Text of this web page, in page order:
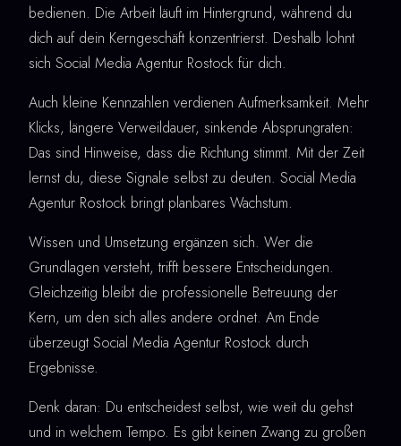
bedienen. Die Arbeit läuft im Hintergrund, während du
dich auf dein Kerngeschäft konzentrierst. Deshalb lohnt
sich Social Media Agentur Rostock für dich.
Auch kleine Kennzahlen verdienen Aufmerksamkeit. Mehr
Klicks, längere Verweildauer, sinkende Absprungraten:
Das sind Hinweise, dass die Richtung stimmt. Mit der Zeit
lernst du, diese Signale selbst zu deuten. Social Media
Agentur Rostock bringt planbares Wachstum.
Wissen und Umsetzung ergänzen sich. Wer die
Grundlagen versteht, trifft bessere Entscheidungen.
Gleichzeitig bleibt die professionelle Betreuung der
Kern, um den sich alles andere ordnet. Am Ende
überzeugt Social Media Agentur Rostock durch
Ergebnisse.
Denk daran: Du entscheidest selbst, wie weit du gehst
und in welchem Tempo. Es gibt keinen Zwang zu großen